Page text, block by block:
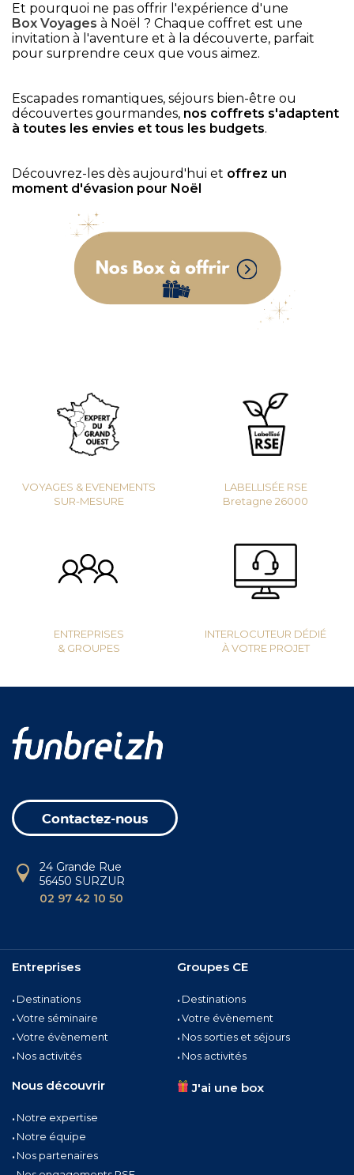
Et pourquoi ne pas offrir l'expérience d'une
Box Voyages à Noël ? Chaque coffret est une
invitation à l'aventure et à la découverte, parfait
pour surprendre ceux que vous aimez.
Escapades romantiques, séjours bien-être ou
découvertes gourmandes, nos coffrets s'adaptent
à toutes les envies et tous les budgets.
Découvrez-les dès aujourd'hui et offrez un
moment d'évasion pour Noël
VOYAGES & EVENEMENTS
SUR-MESURE
LABELLISÉE RSE
Bretagne 26000
ENTREPRISES
& GROUPES
INTERLOCUTEUR DÉDIÉ
À VOTRE PROJET
Contactez-nous
24 Grande Rue
56450 SURZUR
02 97 42 10 50
Entreprises
Destinations
Votre séminaire
Votre évènement
Nos activités
Groupes CE
Destinations
Votre évènement
Nos sorties et séjours
Nos activités
Nous découvrir
Notre expertise
Notre équipe
Nos partenaires
J'ai une box